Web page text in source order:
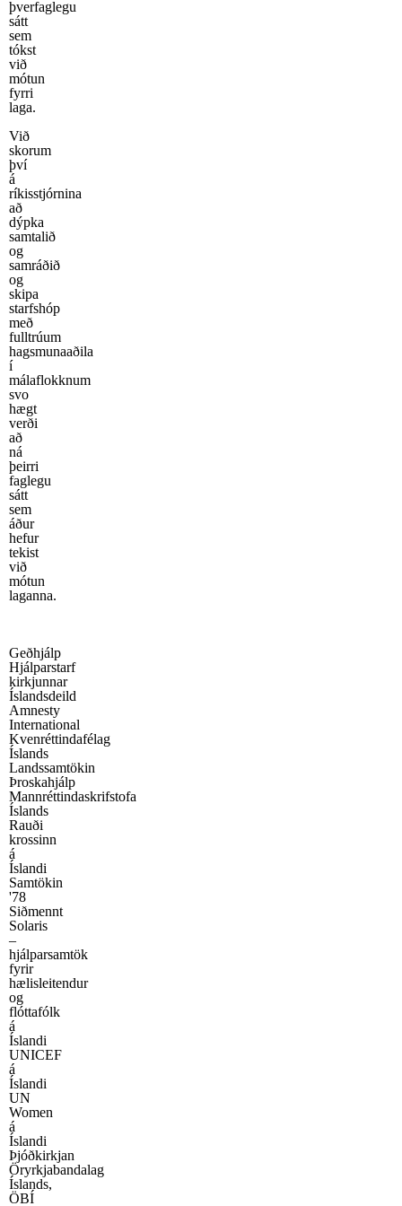
þverfaglegu
sátt
sem
tókst
við
mótun
fyrri
laga.
Við
skorum
því
á
ríkisstjórnina
að
dýpka
samtalið
og
samráðið
og
skipa
starfshóp
með
fulltrúum
hagsmunaaðila
í
málaflokknum
svo
hægt
verði
að
ná
þeirri
faglegu
sátt
sem
áður
hefur
tekist
við
mótun
laganna.
Geðhjálp
Hjálparstarf
kirkjunnar
Íslandsdeild
Amnesty
International
Kvenréttindafélag
Íslands
Landssamtökin
Þroskahjálp
Mannréttindaskrifstofa
Íslands
Rauði
krossinn
á
Íslandi
Samtökin
'78
Siðmennt
Solaris
–
hjálparsamtök
fyrir
hælisleitendur
og
flóttafólk
á
Íslandi
UNICEF
á
Íslandi
UN
Women
á
Íslandi
Þjóðkirkjan
Öryrkjabandalag
Íslands,
ÖBÍ